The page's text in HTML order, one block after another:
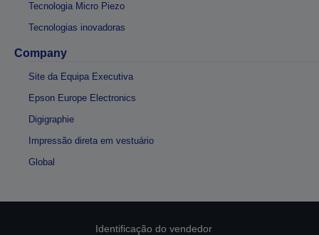
Tecnologia Micro Piezo
Tecnologias inovadoras
Company
Site da Equipa Executiva
Epson Europe Electronics
Digigraphie
Impressão direta em vestuário
Global
Identificação do vendedor